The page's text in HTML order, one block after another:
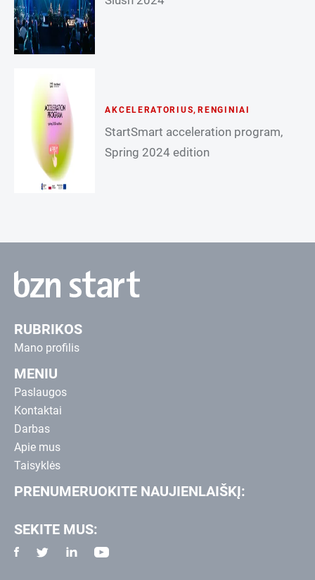
AKCELERATORIUS, RENGINIAI
StartSmart acceleration program,
Spring 2024 edition
RUBRIKOS
Mano profilis
MENIU
Paslaugos
Kontaktai
Darbas
Apie mus
Taisyklės
PRENUMERUOKITE NAUJIENLAIŠKĮ:
SEKITE MUS: